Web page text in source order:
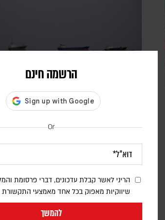
הרשמה חינם
Or
הריני לאשר קבלת עדכונים, דברי פרסומת
שיווקיות מאפוק בכל אחד מאמצעי
להמשך
המערכה הכלכלית נגד איראן נכנסת
יצוא הנפט נפגע, הסחר הימי מצטמצם והלחץ על
וושינגטון מבקשת לתרגם את המחיר הכלכלי לשינוי
מהמרת שתוכל להחזיק מעמד